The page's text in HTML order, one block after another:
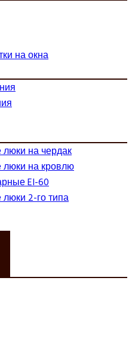
на окна
на чердак
на кровлю
EI-60
2-го типа